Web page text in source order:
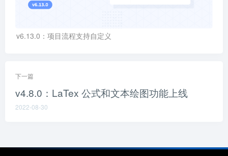
v6.13.0：项目流程支持自定义
下一篇
v4.8.0：LaTex 公式和文本绘图功能上线
2022-08-30